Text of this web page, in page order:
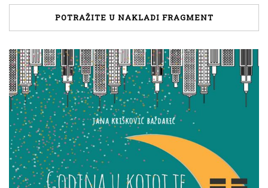
POTRAŽITE U NAKLADI FRAGMENT